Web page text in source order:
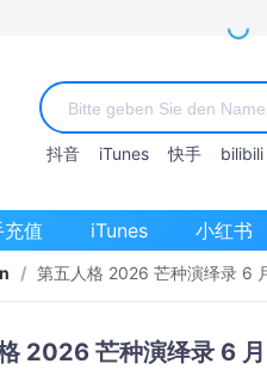
抖音 iTunes 快手 bilibili
值 iTunes 小红书
/ 第五人格 2026 芒种演绎录 6
2026 芒种演绎录 6